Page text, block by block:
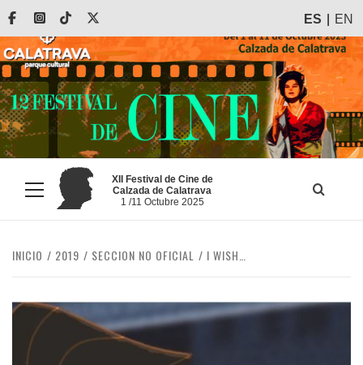
Saltar
contenido
FacebookInstagram
Tiktok ES EN
Menú
principal
XII Festival de Cine de
Calzada de Calatrava
1 /11 Octubre 2025
INICIO 2019 SECCION NO OFICIAL I WISH…